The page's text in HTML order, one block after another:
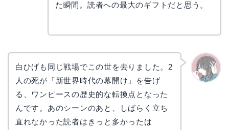
た瞬間。読者への最大のギフトだと思う。
白ひげも同じ戦場でこの世を去りました。2
人の死が「新世界時代の幕開け」を告げ
る、ワンピースの歴史的な転換点となった
んです。あのシーンのあと、しばらく立ち
直れなかった読者はきっと多かったは